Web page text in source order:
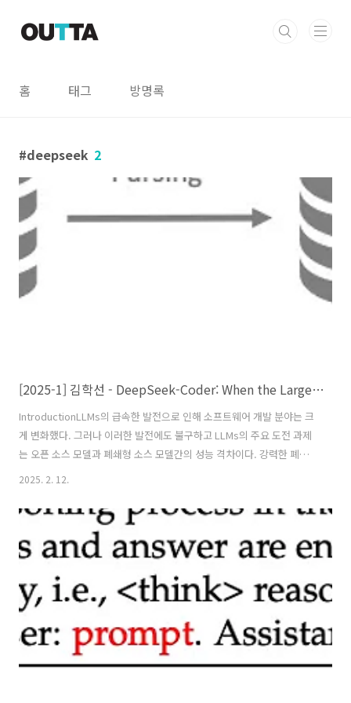
홈 태그 방명록
deepseek 2
[2025-1] 김학선 - DeepSeek-Coder: When the Large Language Model Meets Programming - The Rise of Code Intelligence
IntroductionLLMs의 급속한 발전으로 인해 소프트웨어 개발 분야는 크
게 변화했다. 그러나 이러한 발전에도 불구하고 LLMs의 주요 도전 과제
는 오픈 소스 모델과 폐쇄형 소스 모델간의 성능 격차이다. 강력한 폐쇄
형 소스 모델들은 외부의 접근이 제한되며, 독점적인 성격으로 인해 활용
Coder 시리즈를 제시했다.DeepSeek-Coder 시리즈Size: 1.3B ~
33BVersion: Base, InstructPre-train data: Repository 수준에서의
학습 데이터를 구성(→ 교차 파일 이해 능력 향상)Pre-train
2025. 2. 12.